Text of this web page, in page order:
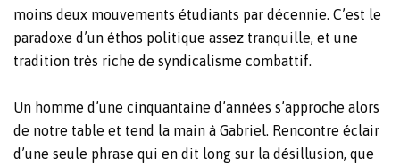
moins deux mouvements étudiants par décennie. C’est le
paradoxe d’un éthos politique assez tranquille, et une
tradition très riche de syndicalisme combattif.
Un homme d’une cinquantaine d’années s’approche alors
de notre table et tend la main à Gabriel. Rencontre éclair
d’une seule phrase qui en dit long sur la désillusion, que